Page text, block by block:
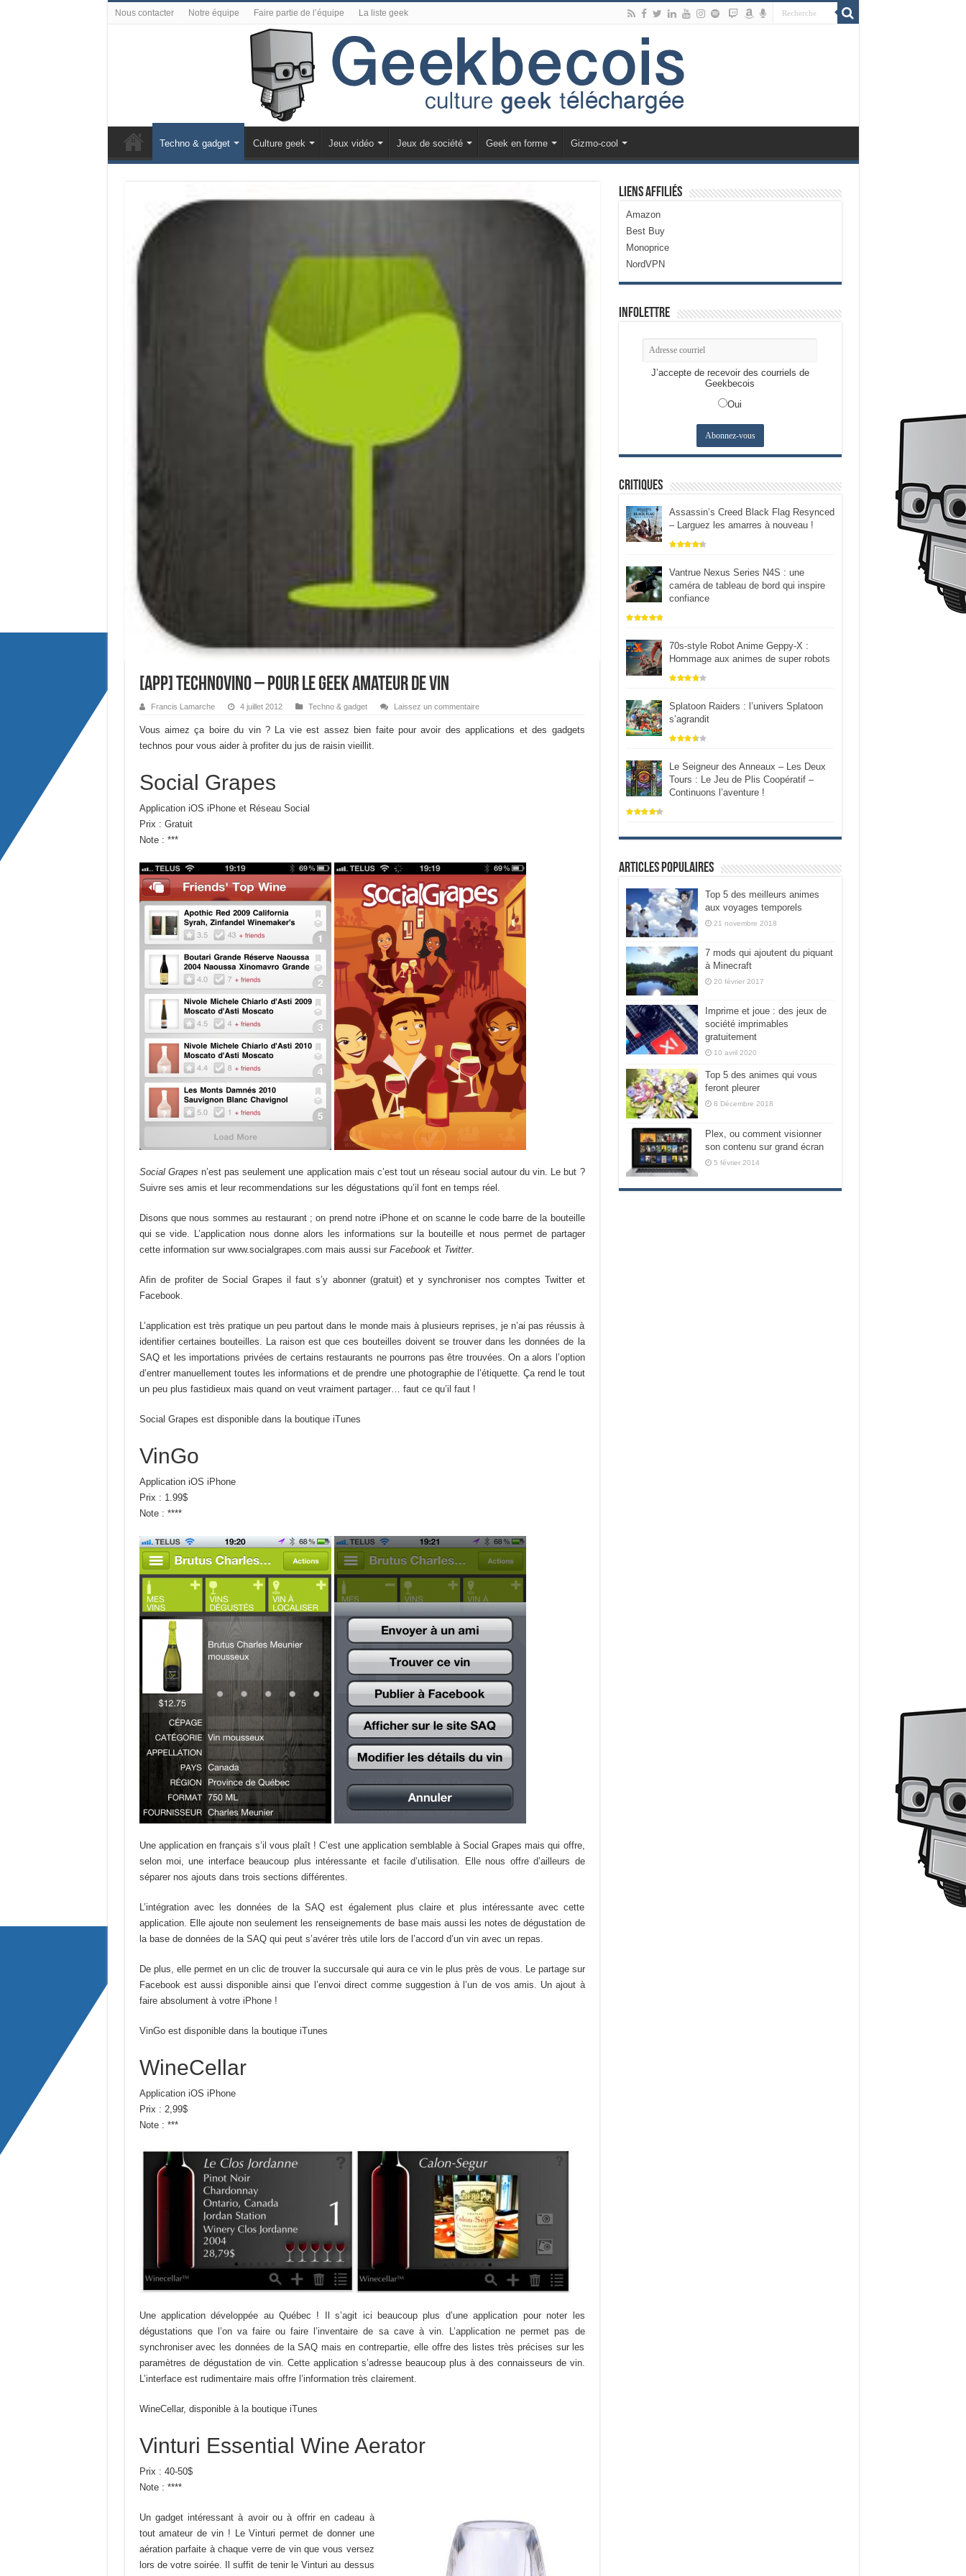
Nous contacter Notre équipe Faire partie de l’équipe La liste geek
Techno & gadget Culture geek Jeux vidéo Jeux de société Geek en forme Gizmo-cool
[App] TechnoVino – Pour le geek amateur de vin
Francis Lamarche 4 juillet 2012 Techno & gadget Laissez un commentaire
Vous aimez ça boire du vin ? La vie est assez bien faite pour avoir des applications et des gadgets
technos pour vous aider à profiter du jus de raisin vieillit.
Social Grapes
Application iOS iPhone et Réseau Social
Prix : Gratuit
Note : ***
Social Grapes n’est pas seulement une application mais c’est tout un réseau social autour du vin. Le but ?
Suivre ses amis et leur recommendations sur les dégustations qu’il font en temps réel.
Disons que nous sommes au restaurant ; on prend notre iPhone et on scanne le code barre de la bouteille
qui se vide. L’application nous donne alors les informations sur la bouteille et nous permet de partager
cette information sur www.socialgrapes.com mais aussi sur Facebooket Twitter.
Afin de profiter de Social Grapes il faut s’y abonner (gratuit) et y synchroniser nos comptes Twitter et
Facebook.
L’application est très pratique un peu partout dans le monde mais à plusieurs reprises, je n’ai pas réussis à
identifier certaines bouteilles. La raison est que ces bouteilles doivent se trouver dans les données de la
SAQ et les importations privées de certains restaurants ne pourrons pas être trouvées. On a alors l’option
d’entrer manuellement toutes les informations et de prendre une photographie de l’étiquette. Ça rend le tout
un peu plus fastidieux mais quand on veut vraiment partager… faut ce qu’il faut !
Social Grapes est disponible dans la boutique iTunes
VinGo
Application iOS iPhone
Prix : 1.99$
Note : ****
Une application en français s’il vous plaît ! C’est une application semblable à Social Grapes mais qui offre,
selon moi, une interface beaucoup plus intéressante et facile d’utilisation. Elle nous offre d’ailleurs de
séparer nos ajouts dans trois sections différentes.
L’intégration avec les données de la SAQ est également plus claire et plus intéressante avec cette
application. Elle ajoute non seulement les renseignements de base mais aussi les notes de dégustation de
la base de données de la SAQ qui peut s’avérer très utile lors de l’accord d’un vin avec un repas.
De plus, elle permet en un clic de trouver la succursale qui aura ce vin le plus près de vous. Le partage sur
Facebook est aussi disponible ainsi que l’envoi direct comme suggestion à l’un de vos amis. Un ajout à
faire absolument à votre iPhone !
VinGo est disponible dans la boutique iTunes
WineCellar
Application iOS iPhone
Prix : 2,99$
Note : ***
Une application développée au Québec ! Il s’agit ici beaucoup plus d’une application pour noter les
dégustations que l’on va faire ou faire l’inventaire de sa cave à vin. L’application ne permet pas de
synchroniser avec les données de la SAQ mais en contrepartie, elle offre des listes très précises sur les
paramètres de dégustation de vin. Cette application s’adresse beaucoup plus à des connaisseurs de vin.
L’interface est rudimentaire mais offre l’information très clairement.
WineCellar, disponible à la boutique iTunes
Vinturi Essential Wine Aerator
Prix : 40-50$
Note : ****
Un gadget intéressant à avoir ou à offrir en cadeau à
tout amateur de vin ! Le Vinturi permet de donner une
aération parfaite à chaque verre de vin que vous versez
lors de votre soirée. Il suffit de tenir le Vinturi au dessus
Liens Affiliés
Amazon
Best Buy
Monoprice
NordVPN
Infolettre
J’accepte de recevoir des courriels de
Geekbecois
Oui
Critiques
Assassin’s Creed Black Flag Resynced
– Larguez les amarres à nouveau !
Vantrue Nexus Series N4S : une
caméra de tableau de bord qui inspire
confiance
70s-style Robot Anime Geppy-X :
Hommage aux animes de super robots
Splatoon Raiders : l’univers Splatoon
s’agrandit
Le Seigneur des Anneaux – Les Deux
Tours : Le Jeu de Plis Coopératif –
Continuons l’aventure !
Articles populaires
Top 5 des meilleurs animes
aux voyages temporels
21 novembre 2018
7 mods qui ajoutent du piquant
à Minecraft
20 février 2017
Imprime et joue : des jeux de
société imprimables
gratuitement
10 avril 2020
Top 5 des animes qui vous
feront pleurer
8 Décembre 2018
Plex, ou comment visionner
son contenu sur grand écran
5 février 2014